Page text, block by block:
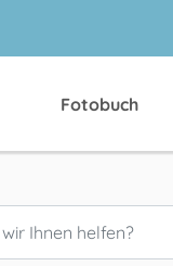
Fotobuch